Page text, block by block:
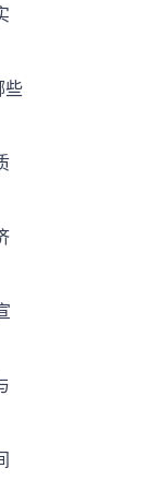
些